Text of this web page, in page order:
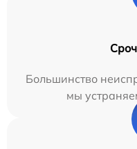
Большинство
мы